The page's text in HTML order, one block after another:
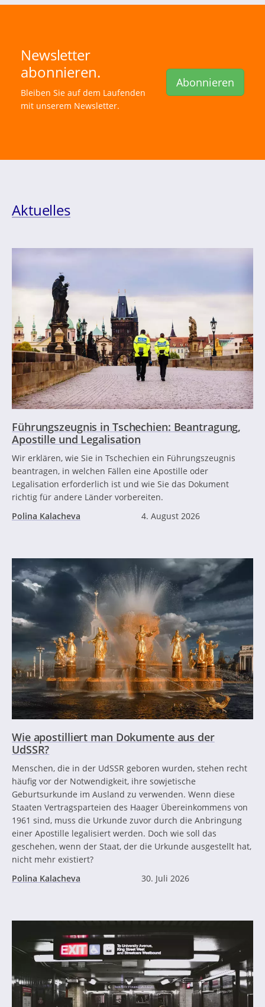
Newsletter
abonnieren.
Bleiben Sie auf dem Laufenden
mit unserem Newsletter.
Abonnieren
Aktuelles
Führungszeugnis in Tschechien: Beantragung,
Apostille und Legalisation
Wir erklären, wie Sie in Tschechien ein Führungszeugnis
beantragen, in welchen Fällen eine Apostille oder
Legalisation erforderlich ist und wie Sie das Dokument
richtig für andere Länder vorbereiten.
Polina Kalacheva
4. August 2026
Wie apostilliert man Dokumente aus der
UdSSR?
Menschen, die in der UdSSR geboren wurden, stehen recht
häufig vor der Notwendigkeit, ihre sowjetische
Geburtsurkunde im Ausland zu verwenden. Wenn diese
Staaten Vertragsparteien des Haager Übereinkommens von
1961 sind, muss die Urkunde zuvor durch die Anbringung
einer Apostille legalisiert werden. Doch wie soll das
geschehen, wenn der Staat, der die Urkunde ausgestellt hat,
nicht mehr existiert?
Polina Kalacheva
30. Juli 2026